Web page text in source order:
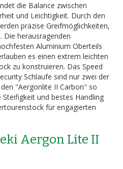
die Balance zwischen
und Leichtigkeit. Durch den
präzise Greifmöglichkeiten,
Die herausragenden
Aluminium Oberteils
es einen extrem leichten
zu konstruieren. Das Speed
Schlaufe sind nur zwei der
"Aergonlite II Carbon" so
und bestes Handling
für engagierten
Aergon Lite II